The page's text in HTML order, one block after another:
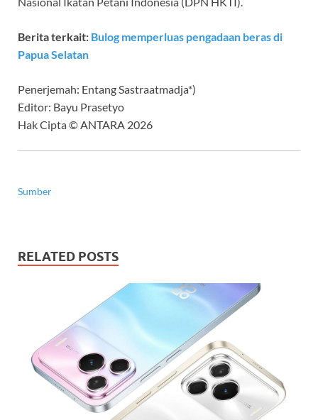
Berita terkait: Bulog memperluas pengadaan beras di
Papua Selatan
Penerjemah: Entang Sastraatmadja*)
Editor: Bayu Prasetyo
Hak Cipta © ANTARA 2026
Sumber
RELATED POSTS